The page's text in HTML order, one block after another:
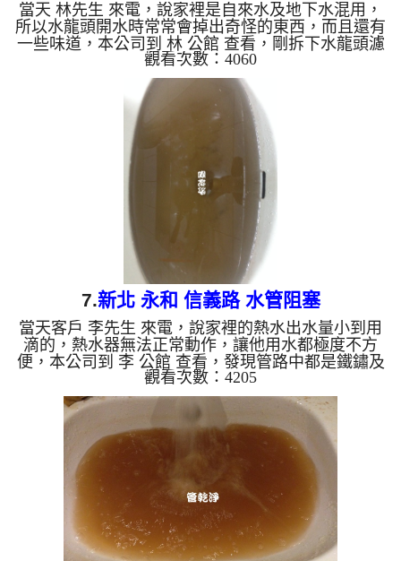
當天 林先生 來電，說家裡是自來水及地下水混用，
所以水龍頭開水時常常會掉出奇怪的東西，而且還有
一些味道，本公司到 林 公館 查看，剛拆下水龍頭濾
嘴，就發現一堆沉積物，如下圖，本公司迅速架起
水管清洗機 ，開始 清洗水管 ，綠水一直從水龍頭流
出，如下圖及影片，林先生 都不知道怎麼說，，洗
水管 過程堵住了好幾次，本公司改以特殊工法處
理， 水管清洗 約三小時後，出水量變大，水也不在
有異物， 林先生可正常用水了。 清洗水管, 水管清
洗, 洗水管, 熱水管堵塞, 熱水忽冷忽熱, 洗管...
觀看次數：4060
7.新北 永和 信義路 水管阻塞
當天客戶 李先生 來電，說家裡的熱水出水量小到用
滴的，熱水器無法正常動作，讓他用水都極度不方
便，本公司到 李 公館 查看，發現管路中都是鐵鏽及
異物，本公司架起 水管清洗機 ，開始 清洗水管 ，廢
水狂噴，如下圖及影片，李先生 看傻了眼，，清洗
水管 過程堵住了好幾次，本公司改以特殊工法處
理， 水管清洗 約兩小時後，出水量變大， 李先生終
於有熱水可以用了。 清洗水管, 水管清洗, 洗水管,
熱水管堵塞, 熱水忽冷忽熱, 洗管路, 清管路 ...
觀看次數：4205